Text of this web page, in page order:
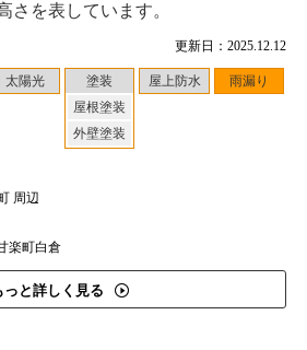
更新日：2025.12.12
太陽光
塗装
屋根塗装
外壁塗装
屋上防水 雨漏り
周辺
楽町白倉
っと詳しく見る
さを表しています。